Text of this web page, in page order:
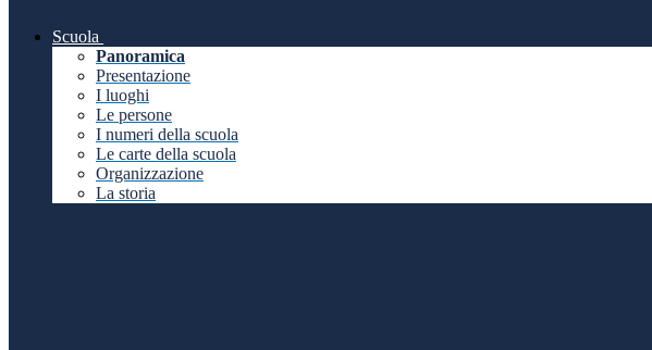
Scuola
Panoramica
Presentazione
I luoghi
Le persone
I numeri della scuola
Le carte della scuola
Organizzazione
La storia